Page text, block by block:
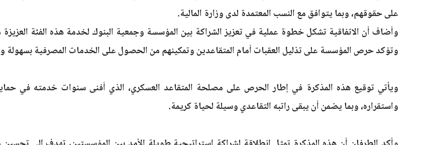
على حقوقهم، وبما يتوافق مع النسب المعتمدة لدى وزارة المالية.
وأضاف أن الاتفاقية تشكل خطوة عملية في تعزيز الشراكة بين المؤسسة وجمعية البنوك لخدمة هذه الفئة العزيزة
وتؤكد حرص المؤسسة على تذليل العقبات أمام المتقاعدين وتمكينهم من الحصول على الخدمات المصرفية بسهولة
ويأتي توقيع هذه المذكرة في إطار الحرص على مصلحة المتقاعد العسكري، الذي أفنى سنوات خدمته في
واستقراره، وبما يضمن أن يبقى راتبه التقاعدي وسيلة لحياة كريمة.